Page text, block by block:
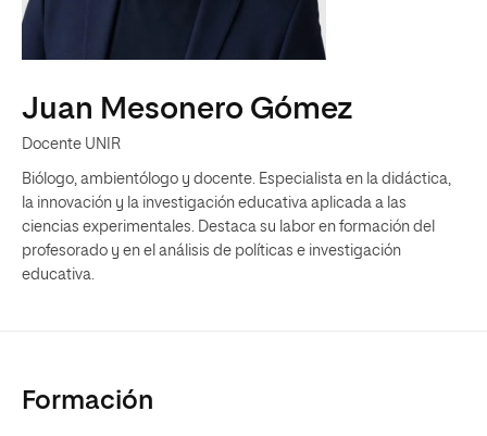
Juan Mesonero Gómez
Docente UNIR
Biólogo, ambientólogo y docente. Especialista en la didáctica,
la innovación y la investigación educativa aplicada a las
ciencias experimentales. Destaca su labor en formación del
profesorado y en el análisis de políticas e investigación
educativa.
Formación